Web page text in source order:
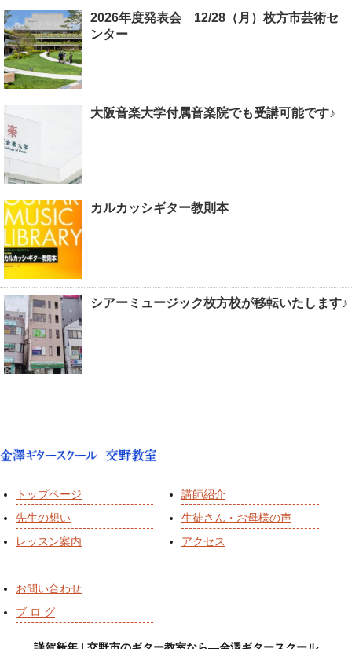
2026年度発表会 12/28（月）枚方市芸術セ
ンター
大阪音楽大学付属音楽院でも受講可能です♪
カルカッシギター教則本
シアーミュージック枚方校が移転いたします♪
トップページ
先生の想い
レッスン案内
講師紹介
生徒さん・お母様の声
アクセス
お問い合わせ
ブ ロ グ